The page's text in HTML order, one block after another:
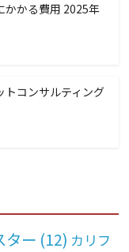
かかる費用 2025年
トコンサルティング
ター (12) カリフ